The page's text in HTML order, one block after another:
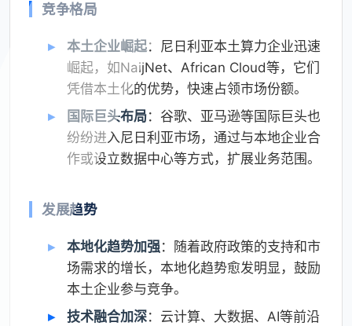
竞争格局
本土企业崛起：尼日利亚本土算力企业迅速
崛起，如NaijNet、African Cloud等，它们
凭借本土化的优势，快速占领市场份额。
国际巨头布局：谷歌、亚马逊等国际巨头也
纷纷进入尼日利亚市场，通过与本地企业合
作或设立数据中心等方式，扩展业务范围。
发展趋势
本地化趋势加强：随着政府政策的支持和市
场需求的增长，本地化趋势愈发明显，鼓励
本土企业参与竞争。
技术融合加深：云计算、大数据、AI等前沿